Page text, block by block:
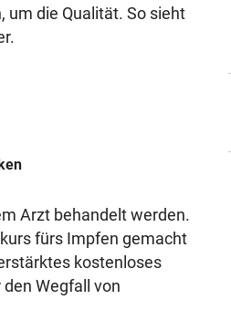
um die Qualität. So sieht
Arzt behandelt werden.
fürs Impfen gemacht
kostenloses
Wegfall von